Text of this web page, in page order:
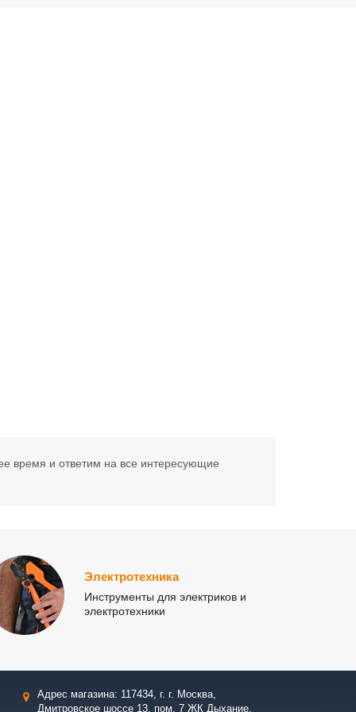
время и ответим на все интересующие
Электротехника
Инструменты для электриков и
электротехники
Адрес магазина: 117434, г. г. Москва,
Дмитровское шоссе 13, пом. 7 ЖК Дыхание.